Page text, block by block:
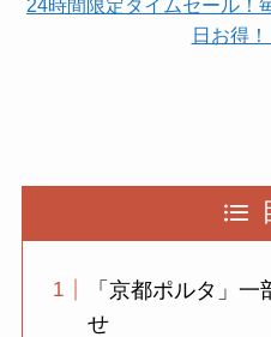
24時間限定タイムセール！
日お得！
「京都ポルタ」
せ